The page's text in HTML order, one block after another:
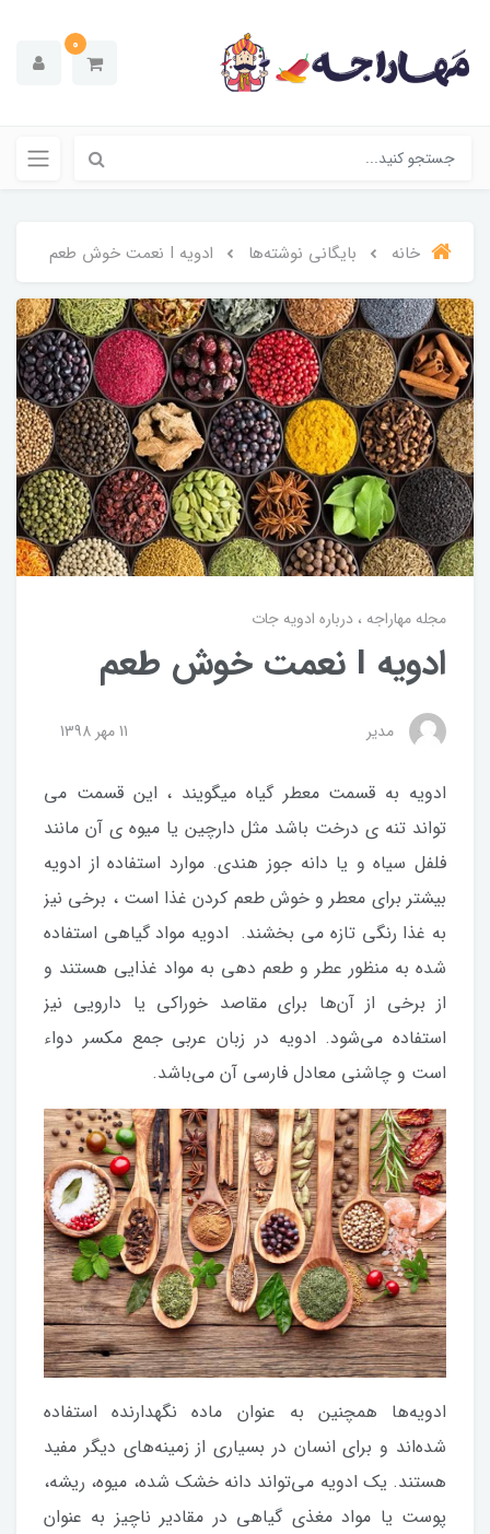
0
خانه بایگانی نوشته‌ها ادویه I نعمت خوش طعم
مجله مهاراجه درباره ادویه جات
ادویه I نعمت خوش طعم
مدیر 11 مهر 1398
ادویه به قسمت معطر گیاه میگویند ، این قسمت می
تواند تنه ی درخت باشد مثل دارچین یا میوه ی آن مانند
فلفل سیاه و یا دانه جوز هندی. موارد استفاده از ادویه
بیشتر برای معطر و خوش طعم کردن غذا است ، برخی نیز
به غذا رنگی تازه می بخشند. ادویه مواد گیاهی استفاده
شده به منظور عطر و طعم دهی به مواد غذایی هستند و
از برخی از آن‌ها برای مقاصد خوراکی یا دارویی نیز
استفاده می‌شود. ادویه در زبان عربی جمع مکسر دواء
است و چاشنی معادل فارسی آن می‌باشد.
ادویه‌ها همچنین به عنوان ماده نگهدارنده استفاده
شده‌اند و برای انسان در بسیاری از زمینه‌های دیگر مفید
هستند. یک ادویه می‌تواند دانه خشک شده، میوه، ریشه،
پوست یا مواد مغذی گیاهی در مقادیر ناچیز به عنوان